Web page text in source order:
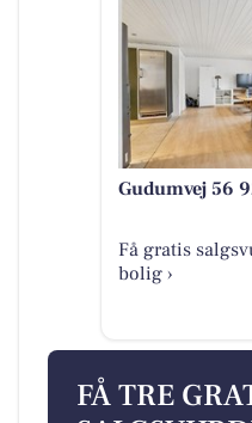
Gudumvej 56
Få gratis
bolig ›
FÅ TRE